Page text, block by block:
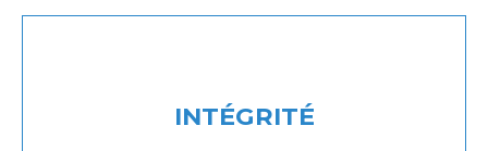
INTÉGRITÉ